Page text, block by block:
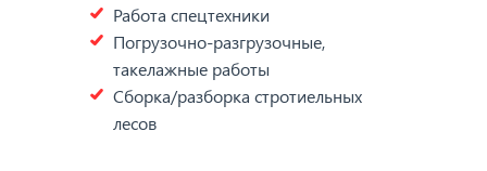
Работа спецтехники
Погрузочно-разгрузочные,
такелажные работы
Сборка/разборка стротиельных
лесов